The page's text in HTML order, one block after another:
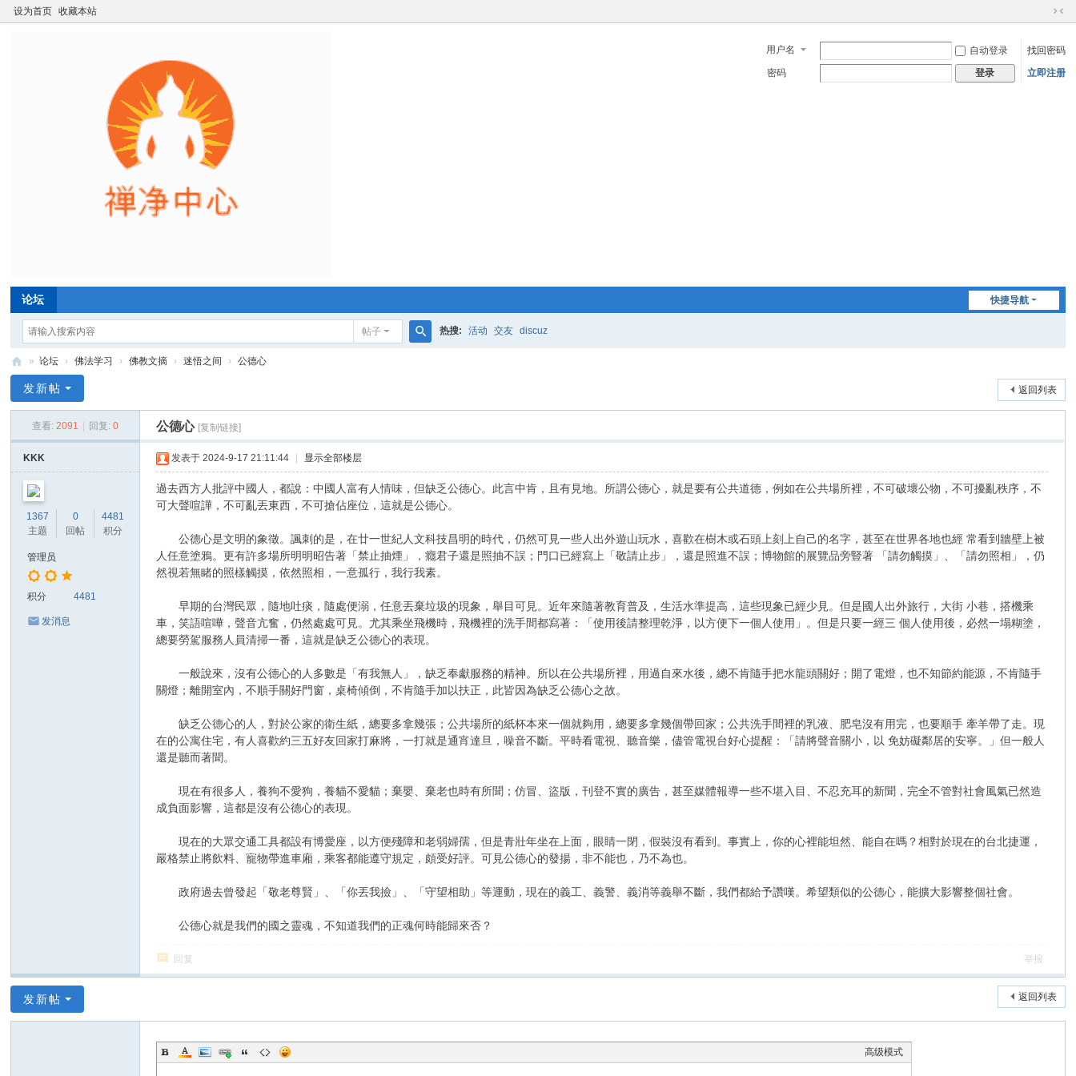
设为首页 收藏本站
切
到
窄
用户名 自动登录
找回密码
密码
登录 立即注册
快捷导航
论坛
帖子 热搜: 活动 交友 discuz
净
心
» 论坛 › 佛法学习 › 佛教文摘 › 迷悟之间 › 公德心
返回列表
发新帖
查看: 2091 回复: 0 公德心 [复制链接]
KKK
1367
主题
0
回帖
4481
积分
管理员
积分 4481
发消息
发表于 2024-9-17 21:11:44 显示全部楼层
過去西方人批評中國人，都說：中國人富有人情味，但缺乏公德心。此言中肯，且有見地。所謂公德心，就是要有公共道德，例如在公共場所裡，不可破壞公物，不可擾亂秩序，不
可大聲喧譁，不可亂丟東西，不可搶佔座位，這就是公德心。
公德心是文明的象徵。諷刺的是，在廿一世紀人文科技昌明的時代，仍然可見一些人出外遊山玩水，喜歡在樹木或石頭上刻上自己的名字，甚至在世界各地也經 常看到牆壁上被
人任意塗鴉。更有許多場所明明昭告著「禁止抽煙」，癮君子還是照抽不誤；門口已經寫上「敬請止步」，還是照進不誤；博物館的展覽品旁豎著 「請勿觸摸」、「請勿照相」，仍
然視若無睹的照樣觸摸，依然照相，一意孤行，我行我素。
早期的台灣民眾，隨地吐痰，隨處便溺，任意丟棄垃圾的現象，舉目可見。近年來隨著教育普及，生活水準提高，這些現象已經少見。但是國人出外旅行，大街 小巷，搭機乘
車，笑語喧嘩，聲音亢奮，仍然處處可見。尤其乘坐飛機時，飛機裡的洗手間都寫著：「使用後請整理乾淨，以方便下一個人使用」。但是只要一經三 個人使用後，必然一塌糊塗，
總要勞駕服務人員清掃一番，這就是缺乏公德心的表現。
一般說來，沒有公德心的人多數是「有我無人」，缺乏奉獻服務的精神。所以在公共場所裡，用過自來水後，總不肯隨手把水龍頭關好；開了電燈，也不知節約能源，不肯隨手
關燈；離開室內，不順手關好門窗，桌椅傾倒，不肯隨手加以扶正，此皆因為缺乏公德心之故。
缺乏公德心的人，對於公家的衛生紙，總要多拿幾張；公共場所的紙杯本來一個就夠用，總要多拿幾個帶回家；公共洗手間裡的乳液、肥皂沒有用完，也要順手 牽羊帶了走。現
在的公寓住宅，有人喜歡約三五好友回家打麻將，一打就是通宵達旦，噪音不斷。平時看電視、聽音樂，儘管電視台好心提醒：「請將聲音關小，以 免妨礙鄰居的安寧。」但一般人
還是聽而著聞。
現在有很多人，養狗不愛狗，養貓不愛貓；棄嬰、棄老也時有所聞；仿冒、盜版，刊登不實的廣告，甚至媒體報導一些不堪入目、不忍充耳的新聞，完全不管對社會風氣已然造
成負面影響，這都是沒有公德心的表現。
現在的大眾交通工具都設有博愛座，以方便殘障和老弱婦孺，但是青壯年坐在上面，眼睛一閉，假裝沒有看到。事實上，你的心裡能坦然、能自在嗎？相對於現在的台北捷運，
嚴格禁止將飲料、寵物帶進車廂，乘客都能遵守規定，頗受好評。可見公德心的發揚，非不能也，乃不為也。
政府過去曾發起「敬老尊賢」、「你丟我撿」、「守望相助」等運動，現在的義工、義警、義消等義舉不斷，我們都給予讚嘆。希望類似的公德心，能擴大影響整個社會。
公德心就是我們的國之靈魂，不知道我們的正魂何時能歸來否？
回复 举报
返回列表
发新帖
高级模式